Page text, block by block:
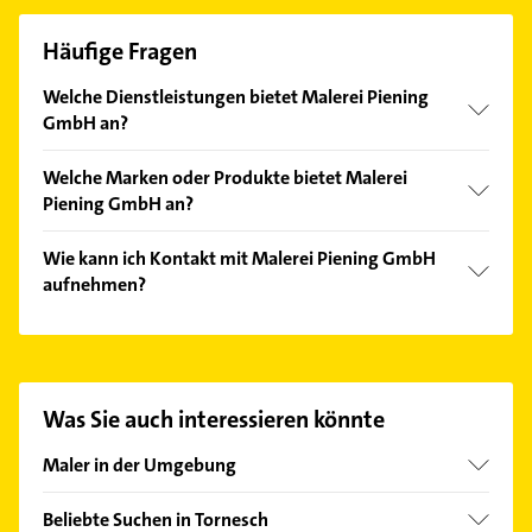
Häufige Fragen
Welche Dienstleistungen bietet Malerei Piening
GmbH an?
Acrylanstriche, Anstreicharbeiten, Beschichtungen,
Fassadenbeschichtung und Lackierarbeiten.
Welche Marken oder Produkte bietet Malerei
Piening GmbH an?
Fassadenbeschichtungen, Glasplatten, Spiegel und
Vollwärmeschutz.
Wie kann ich Kontakt mit Malerei Piening GmbH
aufnehmen?
finden Sie alleKontaktdaten.
Was Sie auch interessieren könnte
Maler in der Umgebung
Uetersen
Beliebte Suchen in Tornesch